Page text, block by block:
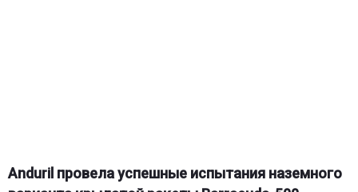
Anduril провела успешные испытания наземного